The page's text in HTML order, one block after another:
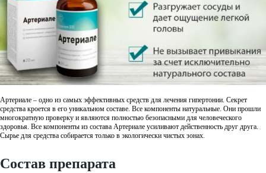
Артериале – одно из самых эффективных средств для лечения гипертонии. Секрет
средства кроется в его уникальном составе. Все компоненты натуральные. Они прошли
многократную проверку и являются полностью безопасными для человеческого
здоровья. Все компоненты из состава Артериале усиливают действенность друг друга.
Сырье для средства собирается только в экологически чистых зонах.
Состав препарата